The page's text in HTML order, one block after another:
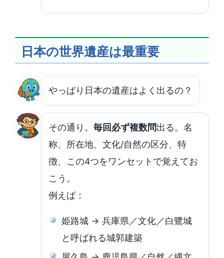
日本の世界遺産は最重要
やっぱり日本の遺産はよく出るの？
その通り。 毎回必ず複数問出る。名
称、所在地、文化/自然の区分、特
徴、この4つをワンセットで覚えてお
こう。
例えば：
姫路城 → 兵庫県／文化／白鷺城
と呼ばれる城郭建築